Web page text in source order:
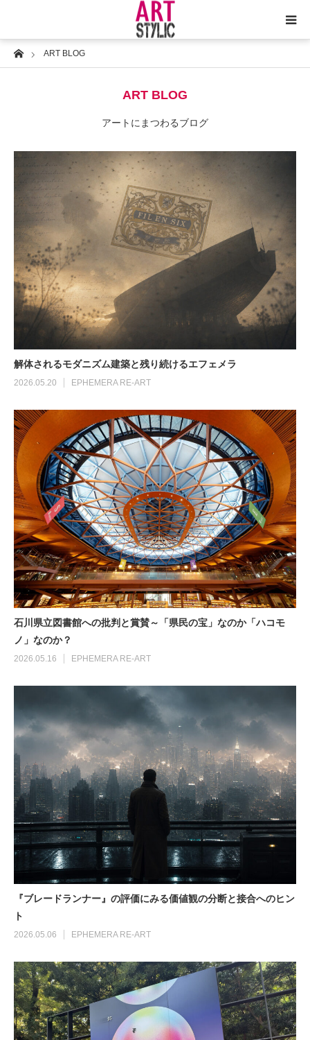
HomeART BLOG
ART BLOG
アートにまつわるブログ
解体されるモダニズム建築と残り続けるエフェメラ
2026.05.20 EPHEMERA RE-ART
石川県立図書館への批判と賞賛～「県民の宝」なのか「ハコモ
ノ」なのか？
2026.05.16 EPHEMERA RE-ART
『ブレードランナー』の評価にみる価値観の分断と接合へのヒン
ト
2026.05.06 EPHEMERA RE-ART
トップ
コラム
アートと暮らし
サイト紹介
お問合せ